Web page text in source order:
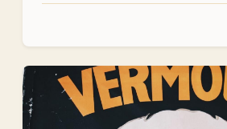
La storia del Vermouth